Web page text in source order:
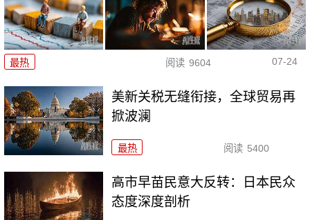
最热 阅读 9604 07-24
美新关税无缝衔接，全球贸易再
掀波澜
最热 阅读 5400
高市早苗民意大反转：日本民众
态度深度剖析